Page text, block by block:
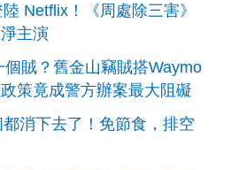
Netflix！《周處除三害》
主演
賊？舊金山竊賊搭Waymo
策竟成警方辦案最大阻礙
消下去了！免節食，排空